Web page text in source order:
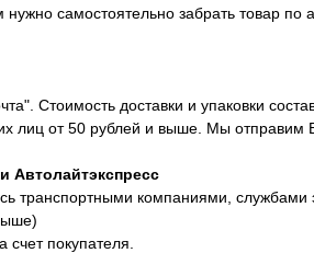
самостоятельно забрать товар
Стоимость доставки и упаковки
лиц от 50 рублей и выше. Мы отправим
Автолайтэкспресс
транспортными компаниями,
счет покупателя.